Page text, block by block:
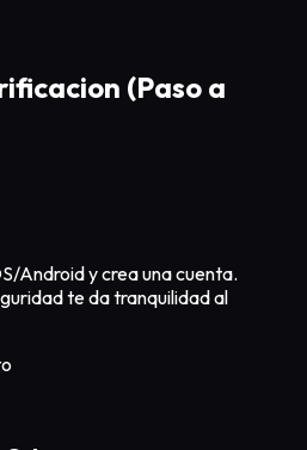
(Paso a
Android y crea una cuenta.
te da tranquilidad al